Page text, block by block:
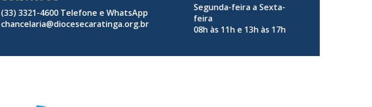
(33) 3321-4600 Telefone e WhatsApp
chancelaria@diocesecaratinga.org.br
Segunda-feira a Sexta-
feira
08h às 11h e 13h às 17h